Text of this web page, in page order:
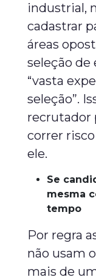
industrial,
cadastrar
áreas
seleção de
“vasta
seleção”.
recrutador
correr
ele.
Se
mesma
tempo
Por regra
não usam
mais de